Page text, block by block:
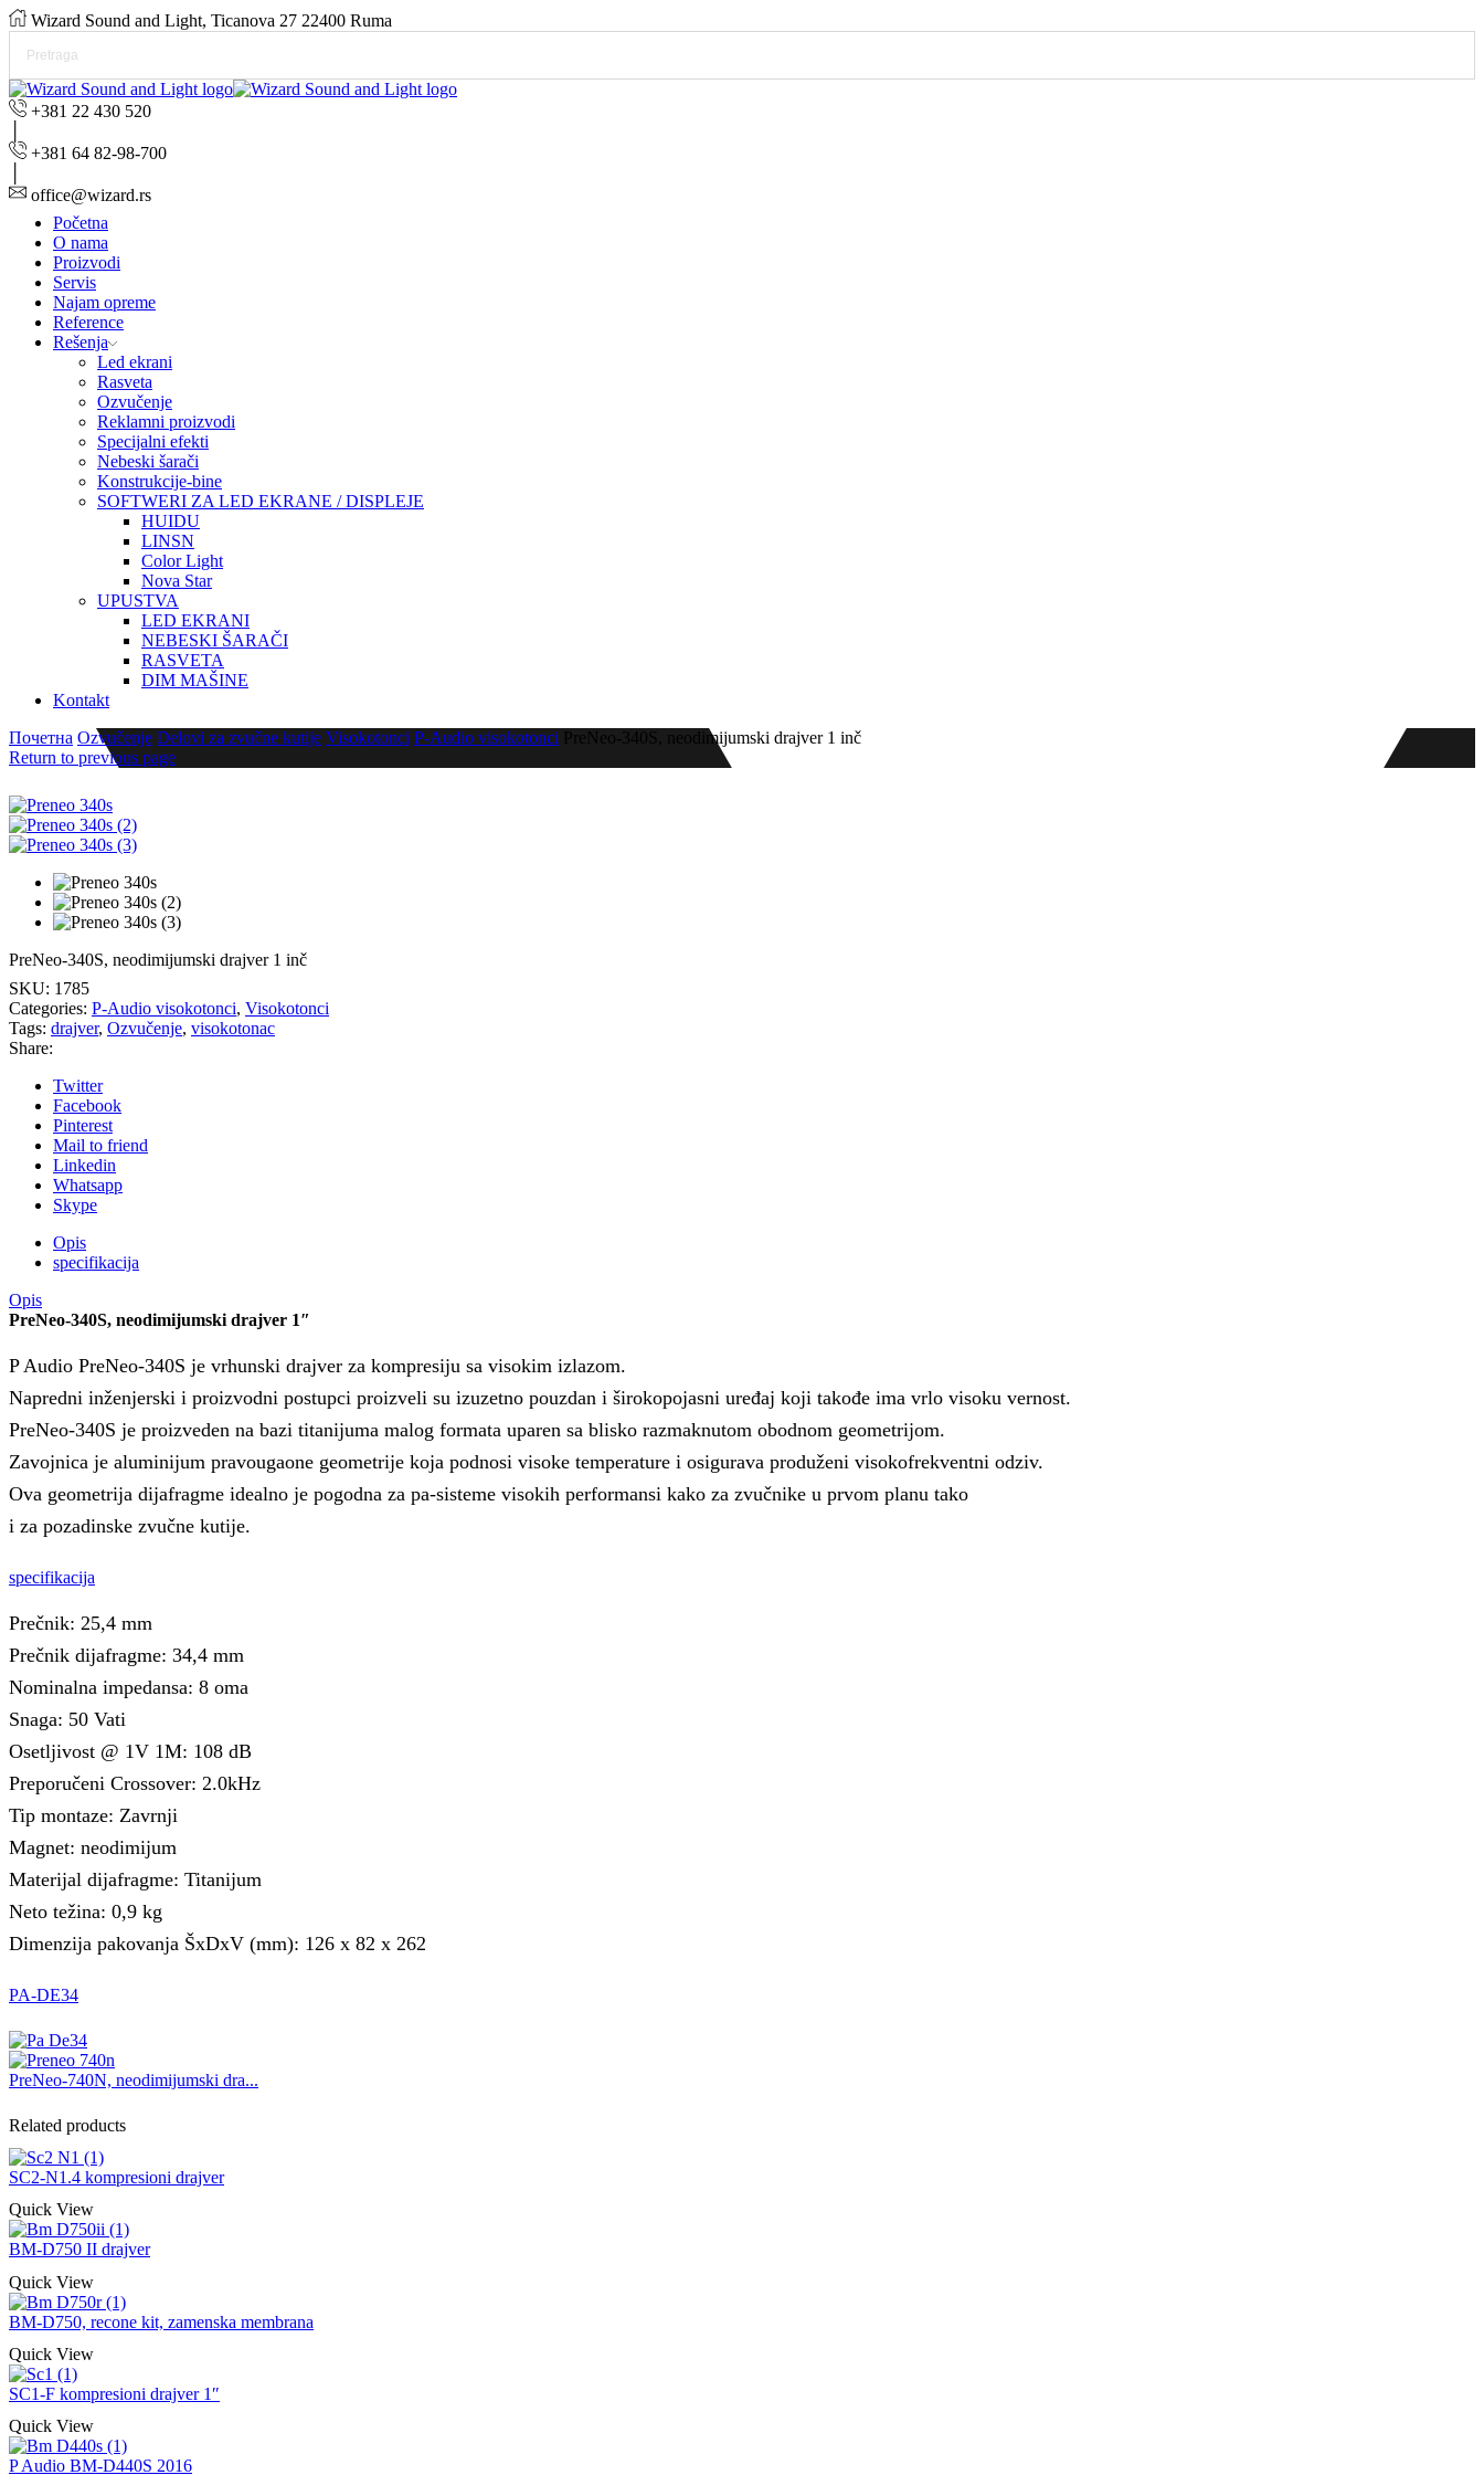
Wizard Sound and Light, Ticanova 27 22400 Ruma
+381 22 430 520
+381 64 82-98-700
office@wizard.rs
Početna
O nama
Proizvodi
Servis
Najam opreme
Reference
Rešenja
Led ekrani
Rasveta
Ozvučenje
Reklamni proizvodi
Specijalni efekti
Nebeski šarači
Konstrukcije-bine
SOFTWERI ZA LED EKRANE / DISPLEJE
HUIDU
LINSN
Color Light
Nova Star
UPUSTVA
LED EKRANI
NEBESKI ŠARAČI
RASVETA
DIM MAŠINE
Kontakt
Почетна Ozvučenje Delovi za zvučne kutije Visokotonci P-Audio visokotonci PreNeo-340S, neodimijumski drajver 1 inč
Return to previous page
PreNeo-340S, neodimijumski drajver 1 inč
SKU: 1785
Categories: P-Audio visokotonci, Visokotonci
Tags: drajver, Ozvučenje, visokotonac
Share:
Twitter
Facebook
Pinterest
Mail to friend
Linkedin
Whatsapp
Skype
Opis
specifikacija
Opis
PreNeo-340S, neodimijumski drajver 1″
P Audio PreNeo-340S je vrhunski drajver za kompresiju sa visokim izlazom.
Napredni inženjerski i proizvodni postupci proizveli su izuzetno pouzdan i širokopojasni uređaj koji takođe ima vrlo visoku vernost.
PreNeo-340S je proizveden na bazi titanijuma malog formata uparen sa blisko razmaknutom obodnom geometrijom.
Zavojnica je aluminijum pravougaone geometrije koja podnosi visoke temperature i osigurava produženi visokofrekventni odziv.
Ova geometrija dijafragme idealno je pogodna za pa-sisteme visokih performansi kako za zvučnike u prvom planu tako
i za pozadinske zvučne kutije.
specifikacija
Prečnik: 25,4 mm
Prečnik dijafragme: 34,4 mm
Nominalna impedansa: 8 oma
Snaga: 50 Vati
Osetljivost @ 1V 1M: 108 dB
Preporučeni Crossover: 2.0kHz
Tip montaze: Zavrnji
Magnet: neodimijum
Materijal dijafragme: Titanijum
Neto težina: 0,9 kg
Dimenzija pakovanja ŠxDxV (mm): 126 x 82 x 262
PA-DE34
PreNeo-740N, neodimijumski dra...
Related products
SC2-N1.4 kompresioni drajver
Quick View
BM-D750 II drajver
Quick View
BM-D750, recone kit, zamenska membrana
Quick View
SC1-F kompresioni drajver 1″
Quick View
P Audio BM-D440S 2016